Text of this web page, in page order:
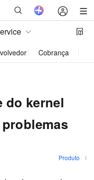
Cobrança
do kernel
Produto